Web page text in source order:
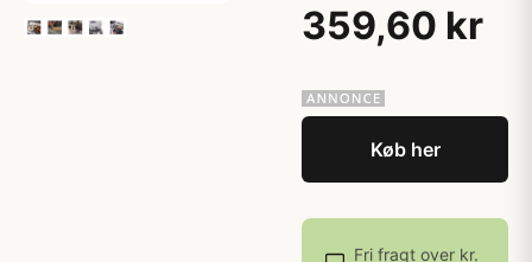
359,60 kr
Køb her
Fri fragt over kr.